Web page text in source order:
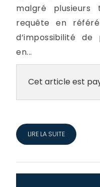
malgré plusieurs
requête en
d’impossibilité
en...
Cet article est
LIRE LA SUITE